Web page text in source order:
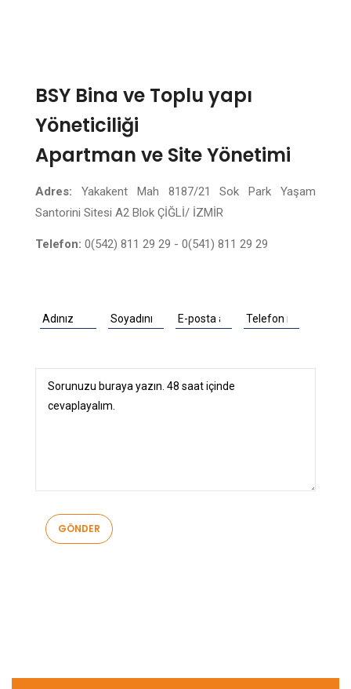
BSY Bina ve Toplu yapı
Yöneticiliği
Apartman ve Site Yönetimi
Adres: Yakakent Mah 8187/21 Sok Park Yaşam
Santorini Sitesi A2 Blok ÇİĞLİ/ İZMİR
Telefon: 0(542) 811 29 29 - 0(541) 811 29 29